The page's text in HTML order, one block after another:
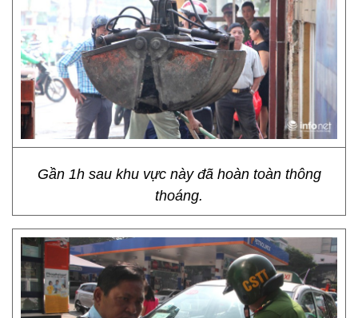
Gần 1h sau khu vực này đã hoàn toàn thông
thoáng.